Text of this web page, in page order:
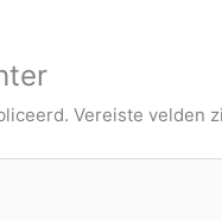
Vereiste velden